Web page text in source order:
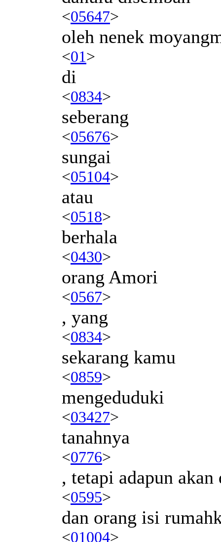
<05647>
oleh nenek
<01>
di
<0834>
seberang
<05676>
sungai
<05104>
atau
<0518>
berhala
<0430>
orang Amori
<0567>
, yang
<0834>
sekarang kamu
<0859>
mengeduduki
<03427>
tanahnya
<0776>
, tetapi adapun akan
<0595>
dan orang isi
<01004>